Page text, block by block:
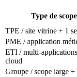
Type de scope
TPE / site vitrine + 1
PME / application
ETI / multi-
cloud
Groupe / scope large